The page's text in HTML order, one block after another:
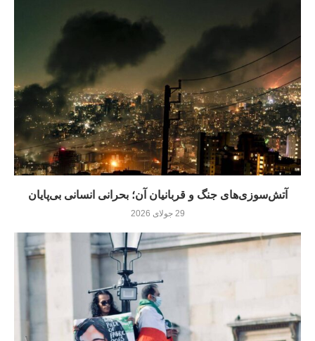
آتش‌سوزی‌های جنگ و قربانیان آن؛ بحرانی انسانی بی‌پایان
29 جولای 2026